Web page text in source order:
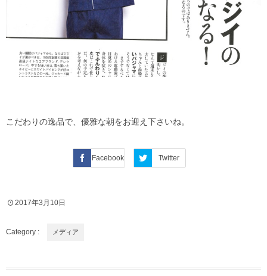
こだわりの逸品で、優雅な朝をお迎え下さいね。
Facebook Twitter
2017年3月10日
Category : メディア